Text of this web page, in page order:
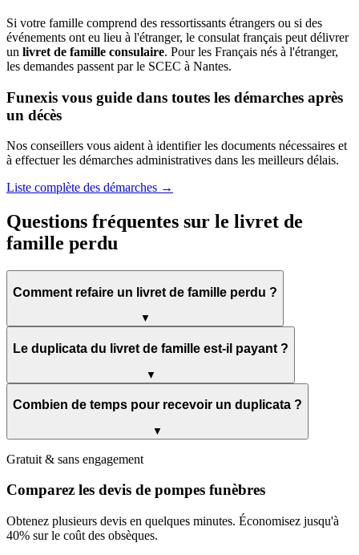
Si votre famille comprend des ressortissants étrangers ou si des
événements ont eu lieu à l'étranger, le consulat français peut délivrer
un livret de famille consulaire. Pour les Français nés à l'étranger,
les demandes passent par le SCEC à Nantes.
Funexis vous guide dans toutes les démarches après
un décès
Nos conseillers vous aident à identifier les documents nécessaires et
à effectuer les démarches administratives dans les meilleurs délais.
Liste complète des démarches →
Questions fréquentes sur le livret de
famille perdu
Comment refaire un livret de famille perdu ?
▼
Le duplicata du livret de famille est-il payant ?
▼
Combien de temps pour recevoir un duplicata ?
▼
Gratuit & sans engagement
Comparez les devis de pompes funèbres
Obtenez plusieurs devis en quelques minutes. Économisez jusqu'à
40% sur le coût des obsèques.